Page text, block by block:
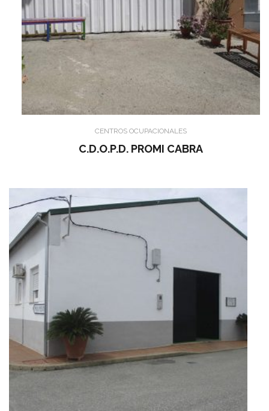
CENTROS OCUPACIONALES
C.D.O.P.D. PROMI CABRA